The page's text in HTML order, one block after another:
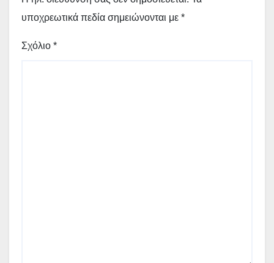
υποχρεωτικά πεδία σημειώνονται με *
Σχόλιο *